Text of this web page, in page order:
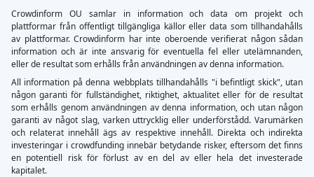
Crowdinform OU samlar in information och data om projekt och
plattformar från offentligt tillgängliga källor eller data som tillhandahålls
av plattformar. Crowdinform har inte oberoende verifierat någon sådan
information och är inte ansvarig för eventuella fel eller utelämnanden,
eller de resultat som erhålls från användningen av denna information.
All information på denna webbplats tillhandahålls "i befintligt skick", utan
någon garanti för fullständighet, riktighet, aktualitet eller för de resultat
som erhålls genom användningen av denna information, och utan någon
garanti av något slag, varken uttrycklig eller underförstådd. Varumärken
och relaterat innehåll ägs av respektive innehåll. Direkta och indirekta
investeringar i crowdfunding innebär betydande risker, eftersom det finns
en potentiell risk för förlust av en del av eller hela det investerade
kapitalet.